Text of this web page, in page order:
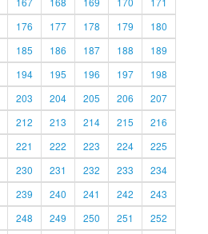
176 177 178 179
180
185 186 187 188
189
194 195 196 197
198
203 204 205 206
207
212 213 214 215
216
221 222 223 224
225
230 231 232 233
234
239 240 241 242
243
248 249 250 251 252